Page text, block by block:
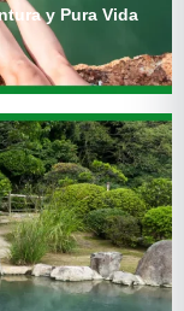
y Pura Vida